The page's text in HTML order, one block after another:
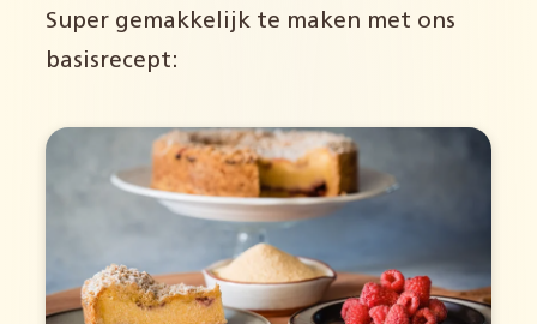
Super gemakkelijk te maken met ons
basisrecept: